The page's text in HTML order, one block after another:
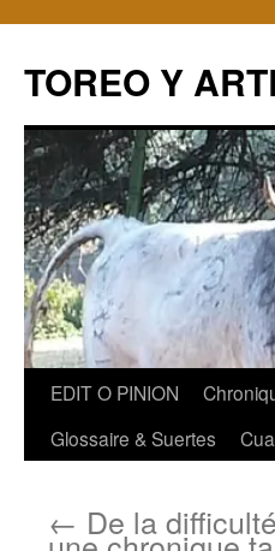
TOREO Y
Aller
EDIT O PINION
Glossaire & Suertes
← De la